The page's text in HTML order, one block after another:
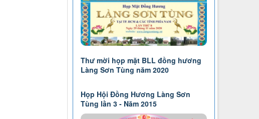
Thư mời họp mặt BLL đồng hương
Làng Sơn Tùng năm 2020
Họp Hội Đồng Hương Làng Sơn
Tùng lần 3 - Năm 2015